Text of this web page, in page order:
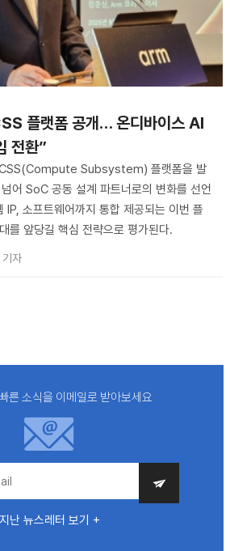
플랫폼 공개… 온디바이스 AI
전환”
Subsystem) 플랫폼을 발
어 SoC 공동 설계 파트너로의 변화를 선언
소프트웨어까지 통합 제공되는 이번 플
를 앞당길 핵심 전략으로 평가된다.
기자
른 소식을 이메일로 받아보세요
지난 뉴스레터 보기 +